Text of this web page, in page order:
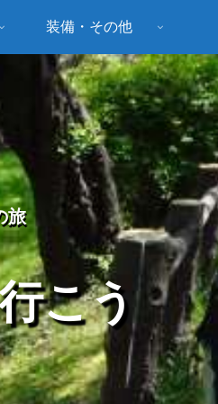
旅
こう
装備・その他